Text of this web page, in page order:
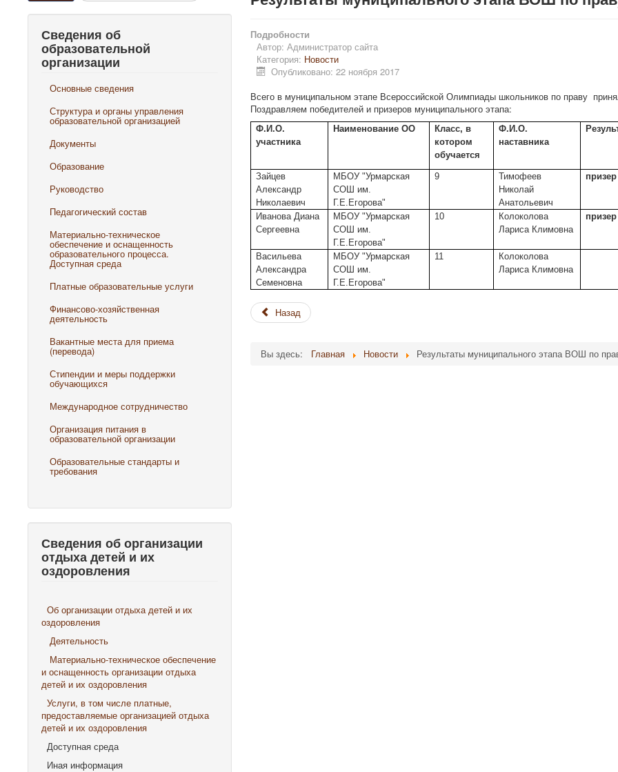
Сведения об
образовательной
организации
Основные сведения
Структура и органы управления
образовательной организацией
Документы
Образование
Руководство
Педагогический состав
Материально-техническое
обеспечение и оснащенность
образовательного процесса.
Доступная среда
Платные образовательные услуги
Финансово-хозяйственная
деятельность
Вакантные места для приема
(перевода)
Стипендии и меры поддержки
обучающихся
Международное сотрудничество
Организация питания в
образовательной организации
Образовательные стандарты и
требования
Сведения об организации
отдыха детей и их
оздоровления
Об организации отдыха детей и их
оздоровления
Деятельность
Материально-техническое обеспечение
и оснащенность организации отдыха
детей и их оздоровления
Услуги, в том числе платные,
предоставляемые организацией отдыха
детей и их оздоровления
Доступная среда
Иная информация
Подробности
Автор: Администратор сайта
Категория: Новости
Опубликовано: 22 ноября 2017
Всего в муниципальном этапе Всероссийской Олимпиады школьников по праву
Поздравляем победителей и призеров муниципального этапа:
Ф.И.О.
участника
Наименование ОО
Класс, в
котором
обучается
Ф.И.О.
наставника
Зайцев
Александр
Николаевич
МБОУ "Урмарская
СОШ им.
Г.Е.Егорова"
9
Тимофеев
Николай
Анатольевич
призер
Иванова Диана
Сергеевна
МБОУ "Урмарская
СОШ им.
Г.Е.Егорова"
10
Колоколова
Лариса Климовна
призер
Васильева
Александра
Семеновна
МБОУ "Урмарская
СОШ им.
Г.Е.Егорова"
11
Колоколова
Лариса Климовна
Назад
Вы здесь: Главная Новости Результаты муниципального этапа ВОШ по